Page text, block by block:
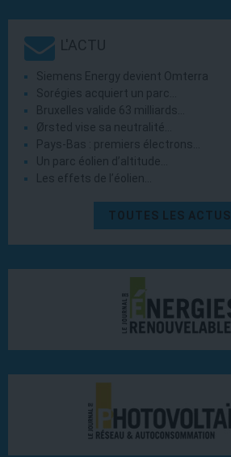
L'ACTU
Siemens Energy devient Omterra
Sorégies acquiert un parc…
Bruxelles valide 63 milliards…
Ørsted vise sa neutralité…
Pays-Bas : premiers électrons…
Un parc éolien d’altitude…
Les effets de l’éolien…
TOUTES LES ACTUS